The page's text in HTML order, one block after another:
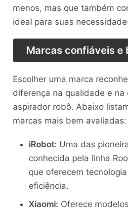
menos, mas que também
ideal para suas
Marcas confiáveis e
Escolher uma marca
diferença na qualidade e
aspirador robô. Abaixo
marcas mais bem avaliadas:
iRobot: Uma das
conhecida pela linha
que oferecem
eficiência.
Xiaomi: Oferece